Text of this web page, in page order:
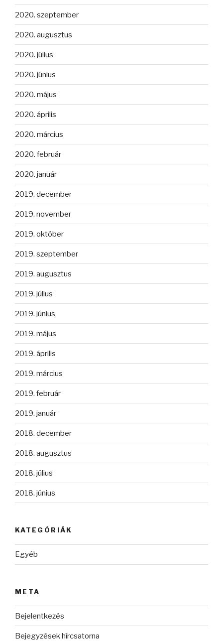
2020. szeptember
2020. augusztus
2020. július
2020. június
2020. május
2020. április
2020. március
2020. február
2020. január
2019. december
2019. november
2019. október
2019. szeptember
2019. augusztus
2019. július
2019. június
2019. május
2019. április
2019. március
2019. február
2019. január
2018. december
2018. augusztus
2018. július
2018. június
KATEGÓRIÁK
Egyéb
META
Bejelentkezés
Bejegyzések hírcsatorna